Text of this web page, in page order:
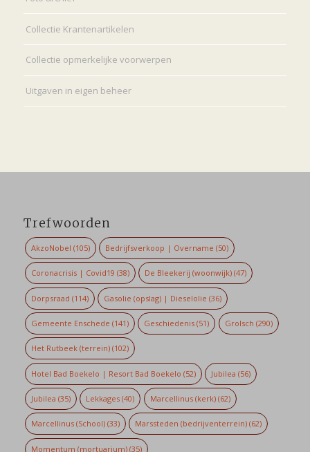
Collectie Krantenartikelen
Collectie opmerkelijke voorwerpen
Uitgaven in eigen beheer
Trefwoorden
AkzoNobel (105) Bedrijfsverkoop | Overname (50)
Coronacrisis | Covid19 (38) De Bleekerij (woonwijk) (47)
Dorpsraad (114) Gasolie (opslag) | Dieselolie (36)
Gemeente Enschede (141) Geschiedenis (51) Grolsch (290)
Het Rutbeek (terrein)(102)
Hotel Bad Boekelo | Resort Bad Boekelo (52) Jubilea (56)
Jubilea (35) Lekkages (40) Marcellinus (kerk)(62)
Marcellinus (School)(33) Marssteden (bedrijventerrein) (62)
Momentum (mortuarium)(35)